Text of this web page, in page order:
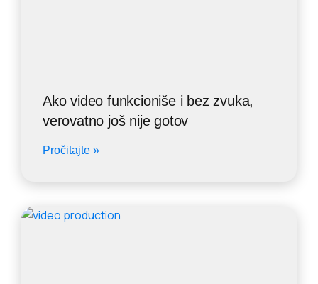
Ako video funkcioniše i bez zvuka,
verovatno još nije gotov
Pročitajte »